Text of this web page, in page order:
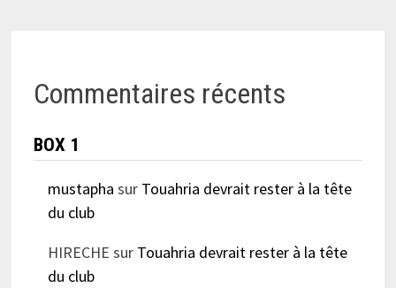
Commentaires récents
BOX 1
mustapha sur Touahria devrait rester à la tête
du club
HIRECHE sur Touahria devrait rester à la tête
du club